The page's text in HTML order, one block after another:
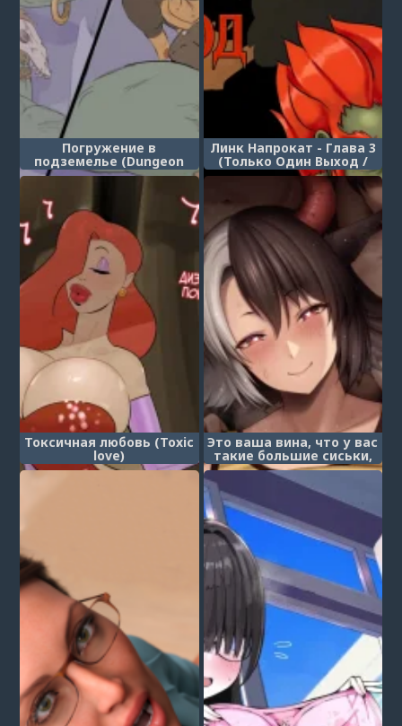
Погружение в
подземелье (Dungeon
Diving)
Линк Напрокат - Глава 3
(Только Один Выход /
Lending Link Out: Only
Way Out)
Токсичная любовь (Toxic
love)
Это ваша вина, что у вас
такие большие сиськи,
мисс! - часть 6 (Oku-san
no Oppai ga Dekasugiru
noga Warui! 6)